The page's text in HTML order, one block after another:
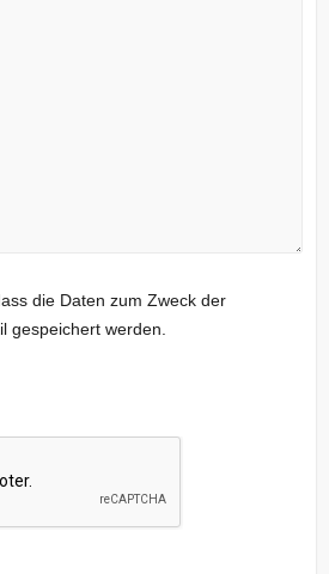
die Daten zum Zweck der
gespeichert werden.